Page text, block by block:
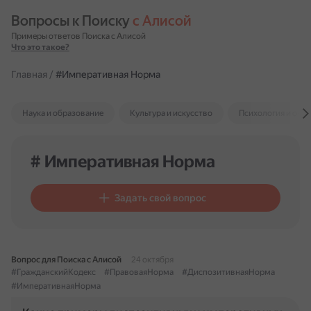
Вопросы к Поиску с Алисой
Примеры ответов Поиска с Алисой
Что это такое?
Главная / #Императивная Норма
Наука и образование Культура и искусство Психология и
# Императивная Норма
Задать свой вопрос
Вопрос для Поиска с Алисой
24 октября
#ГражданскийКодекс
#ПравоваяНорма
#ДиспозитивнаяНорма
#ИмперативнаяНорма